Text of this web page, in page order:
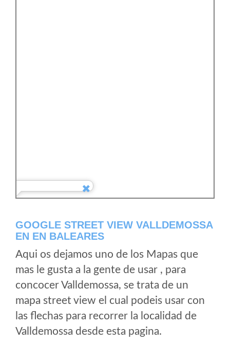
GOOGLE STREET VIEW VALLDEMOSSA
EN EN BALEARES
Aqui os dejamos uno de los Mapas que
mas le gusta a la gente de usar , para
concocer Valldemossa, se trata de un
mapa street view el cual podeis usar con
las flechas para recorrer la localidad de
Valldemossa desde esta pagina.